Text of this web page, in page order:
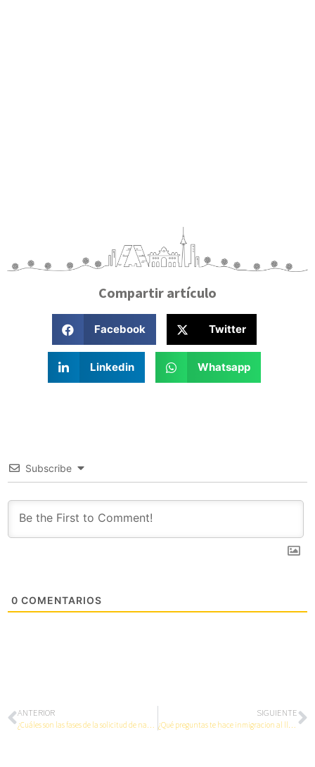
Compartir artículo
Facebook Twitter
Linkedin Whatsapp
Subscribe
0 COMENTARIOS
ANTERIOR
¿Cuáles son las fases de la solicitud de nacionalidad Española?
SIGUIENTE
¿Qué preguntas te hace inmigracion al llegar a España?